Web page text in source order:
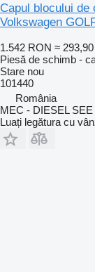
Capul blocului de
Volkswagen
1.542 RON ≈
Piesă de schimb -
Stare nou
101440
România
MEC - DIESEL
Luați legătura cu